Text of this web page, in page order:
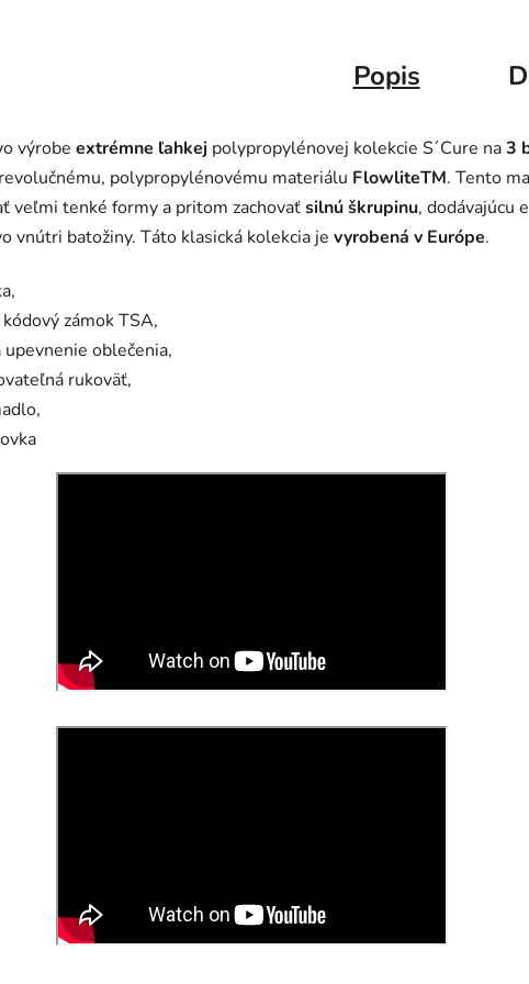
Popis
výrobe extrémne ľahkej polypropylénovej kolekcie S´Cure na3
polypropylénovému materiálu FlowliteTM. Tento
veľmi tenké formy a pritom zachovaťsilnú škrupinu, dodávajúcu
vnútri batožiny. Táto klasická kolekcia je vyrobená v Európe.
zámok TSA,
oblečenia,
rukoväť,